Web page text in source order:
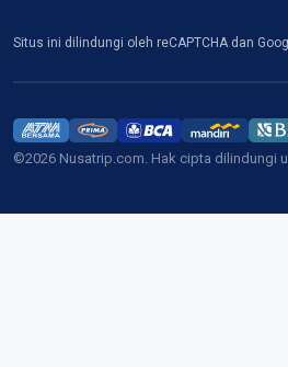
Situs ini dilindungi oleh reCAPTCHA dan
©2026 Nusatrip.com. Hak cipta dilindungi